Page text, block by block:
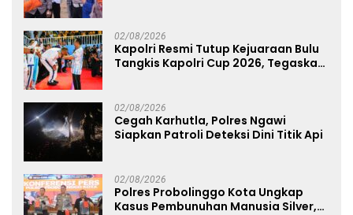
02/08/2026
Kapolri Resmi Tutup Kejuaraan Bulu
Tangkis Kapolri Cup 2026, Tegaskan
02/08/2026
Cegah Karhutla, Polres Ngawi
Siapkan Patroli Deteksi Dini Titik Api
02/08/2026
Polres Probolinggo Kota Ungkap
Kasus Pembunuhan Manusia Silver,